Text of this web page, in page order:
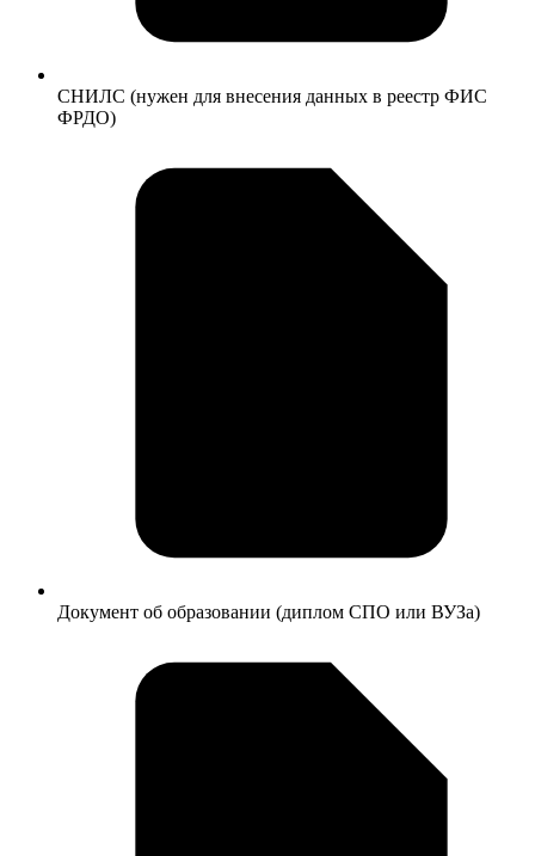
СНИЛС (нужен для внесения данных в реестр ФИС
ФРДО)
Документ об образовании (диплом СПО или ВУЗа)